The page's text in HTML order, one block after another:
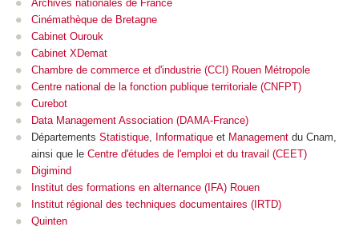
Archives nationales de France
Cinémathèque de Bretagne
Cabinet Ourouk
Cabinet XDemat
Chambre de commerce et d'industrie (CCI) Rouen Métropole
Centre national de la fonction publique territoriale (CNFPT)
Curebot
Data Management Association (DAMA-France)
Départements Statistique, Informatique et Management du Cnam,
ainsi que le Centre d'études de l'emploi et du travail (CEET)
Digimind
Institut des formations en alternance (IFA) Rouen
Institut régional des techniques documentaires (IRTD)
Quinten